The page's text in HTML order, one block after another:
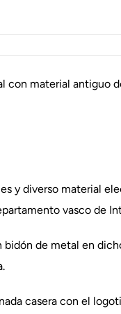
con material antiguo
y diverso material
vasco de
de metal en
casera con el